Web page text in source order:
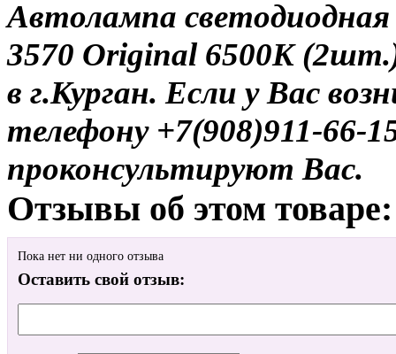
Автолампа
3570 Original 6500K
в г.Курган. Если у Вас
телефону +7(908)911-
проконсультируют Вас.
Отзывы об этом товаре:
Пока нет ни одного отзыва
Оставить свой отзыв: